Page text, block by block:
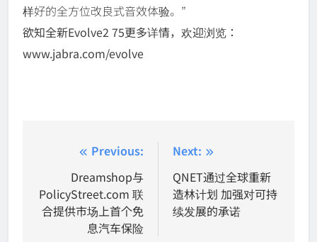
样好的全方位改良式音效体验。”
欲知全新Evolve2 75更多详情，欢迎浏览：
www.jabra.com/evolve
navigation
Previous:
Dreamshop与
PolicyStreet.com 联
合提供市场上首个免
息汽车保险
Next:
QNET通过全球重新
造林计划 加强对可持
续发展的承诺